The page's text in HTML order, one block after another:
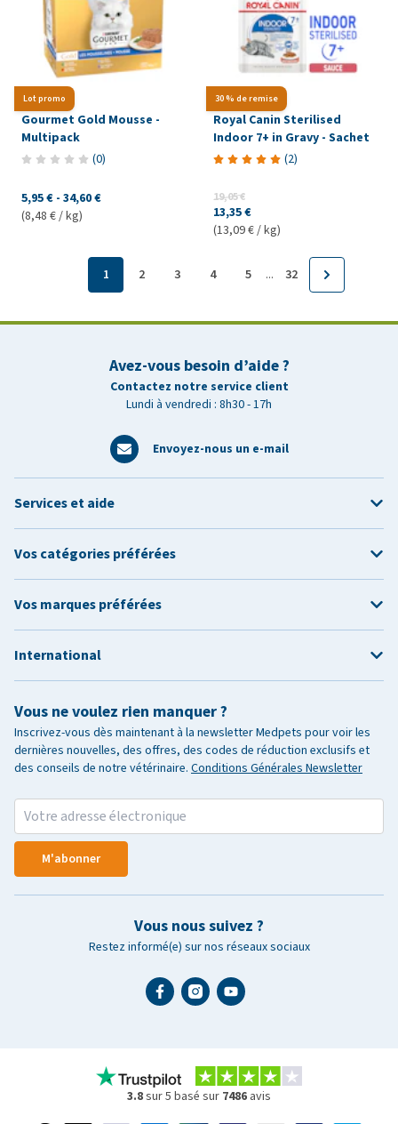
Lot promo
Gourmet Gold Mousse -
Multipack
(0)
5,95 € - 34,60 €
(8,48 € / kg)
30 % de remise
Royal Canin Sterilised
Indoor 7+ in Gravy - Sachet
(2)
19,05 €
13,35 €
(13,09 € / kg)
1 2 3 4 5 ... 32
Avez-vous besoin d’aide ?
Contactez notre service client
Lundi à vendredi : 8h30 - 17h
Envoyez-nous un e-mail
Vous ne voulez rien manquer ?
Inscrivez-vous dès maintenant à la newsletter Medpets pour voir les
dernières nouvelles, des offres, des codes de réduction exclusifs et
des conseils de notre vétérinaire. Conditions Générales Newsletter
M'abonner
Vous nous suivez ?
Restez informé(e) sur nos réseaux sociaux
Services et aide
Vos catégories préférées
Vos marques préférées
International
3.8sur 5 basé sur 7486 avis